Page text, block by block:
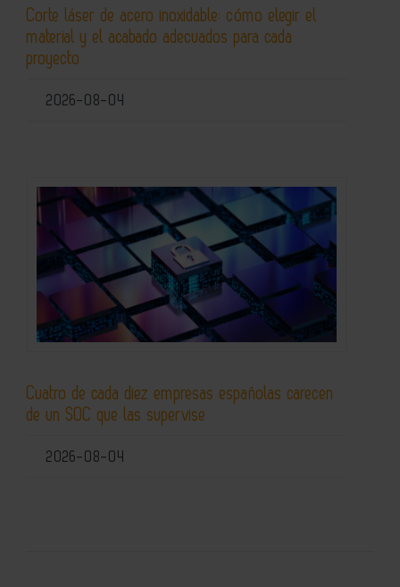
Corte láser de acero inoxidable: cómo elegir el
material y el acabado adecuados para cada
proyecto
2026-08-04
Cuatro de cada diez empresas españolas carecen
de un SOC que las supervise
2026-08-04